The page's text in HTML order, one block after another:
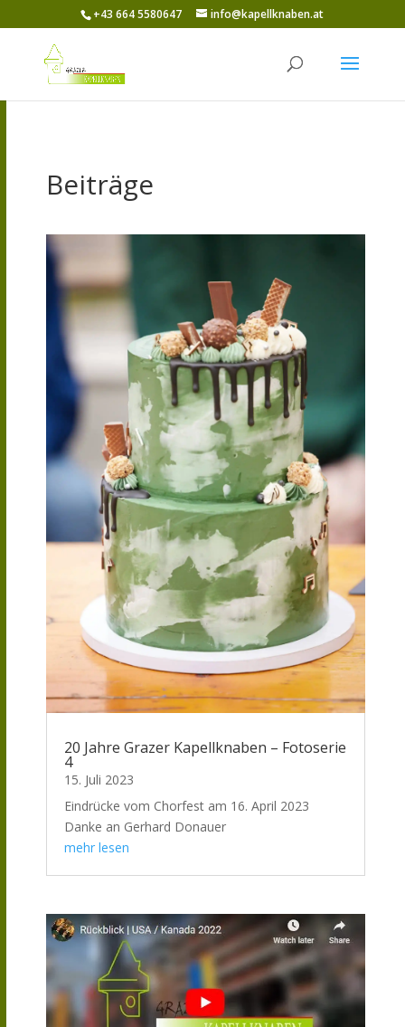
+43 664 5580647 info@kapellknaben.at
Beiträge
20 Jahre Grazer Kapellknaben – Fotoserie
4
15. Juli 2023
Eindrücke vom Chorfest am 16. April 2023
Danke an Gerhard Donauer
mehr lesen